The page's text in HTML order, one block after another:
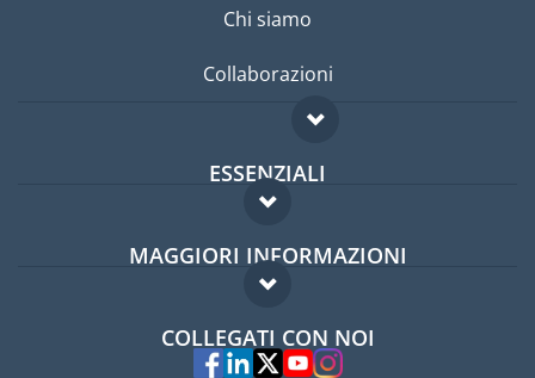
Chi siamo
Collaborazioni
ESSENZIALI
Forum per expat
Guida per expat
MAGGIORI INFORMAZIONI
Domande frequenti
Esperti
COLLEGATI CON NOI